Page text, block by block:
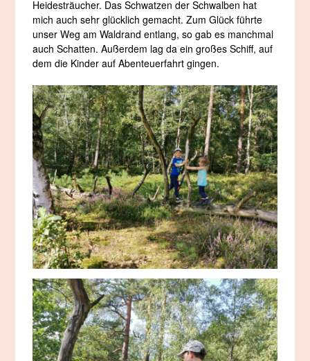
Heidesträucher. Das Schwatzen der Schwalben hat
mich auch sehr glücklich gemacht. Zum Glück führte
unser Weg am Waldrand entlang, so gab es manchmal
auch Schatten. Außerdem lag da ein großes Schiff, auf
dem die Kinder auf Abenteuerfahrt gingen.